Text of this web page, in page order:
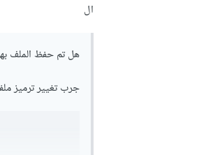
ال
هل تم حفظ الملف
جرب تغيير ترميز